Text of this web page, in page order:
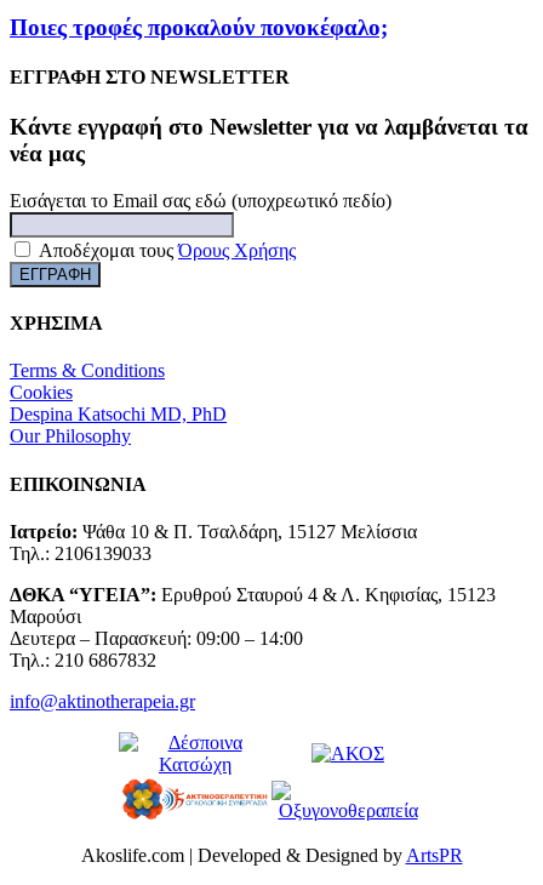
Ποιες τροφές προκαλούν πονοκέφαλο;
ΕΓΓΡΑΦΗ ΣΤΟ NEWSLETTER
Kάντε εγγραφή στο Newsletter για να λαμβάνεται τα
νέα μας
Εισάγεται το Email σας εδώ (υποχρεωτικό πεδίο)
Αποδέχομαι τουςΌρους Χρήσης
ΧΡΗΣΙΜΑ
Terms & Conditions
Cookies
Despina Katsochi MD, PhD
Our Philosophy
ΕΠΙΚΟΙΝΩΝΙΑ
Ιατρείο: Ψάθα 10 & Π. Τσαλδάρη, 15127 Μελίσσια
Τηλ.: 2106139033
ΔΘΚΑ “ΥΓΕΙΑ”: Ερυθρού Σταυρού 4 & Λ. Κηφισίας, 15123
Μαρούσι
Δευτερα – Παρασκευή: 09:00 – 14:00
Τηλ.: 210 6867832
info@aktinotherapeia.gr
Akoslife.com | Developed & Designed by ArtsPR